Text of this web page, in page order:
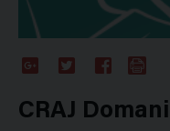
Plus
CRAJ Domani